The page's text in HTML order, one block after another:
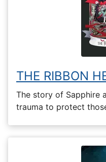
THE RIBBON
The story of Sapphire
trauma to protect